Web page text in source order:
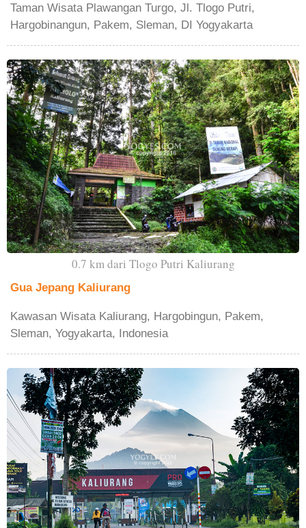
Taman Wisata Plawangan Turgo, Jl. Tlogo Putri,
Hargobinangun, Pakem, Sleman, DI Yogyakarta
0.7 km dari Tlogo Putri Kaliurang
Gua Jepang Kaliurang
Kawasan Wisata Kaliurang, Hargobingun, Pakem,
Sleman, Yogyakarta, Indonesia